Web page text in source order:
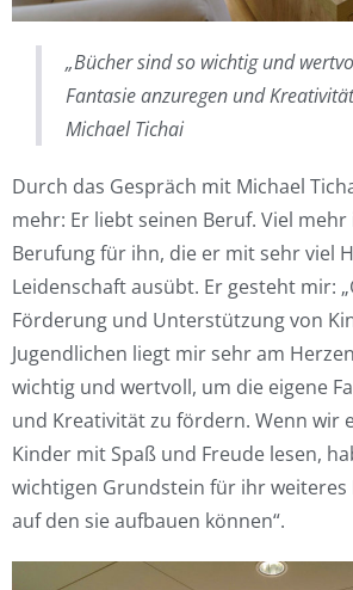
„Bücher sind so wichtig und
Fantasie anzuregen und
Michael Tichai
Durch das Gespräch mit Michael
mehr: Er liebt seinen Beruf. Viel
Berufung für ihn, die er mit sehr viel
Leidenschaft ausübt. Er gesteht mir:
Förderung und Unterstützung von
Jugendlichen liegt mir sehr am
wichtig und wertvoll, um die eigene
und Kreativität zu fördern. Wenn wir
Kinder mit Spaß und Freude lesen,
wichtigen Grundstein für ihr weiteres
auf den sie aufbauen können“.